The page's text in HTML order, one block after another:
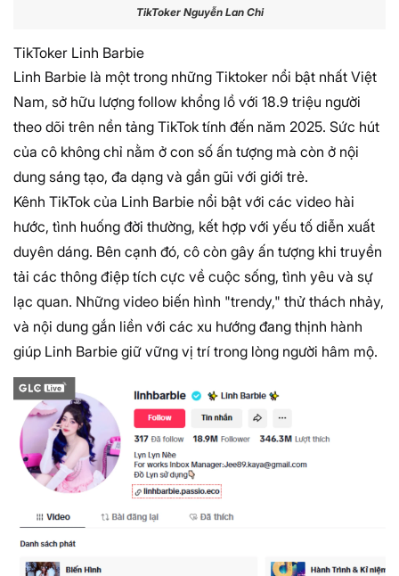
TikToker Nguyễn Lan Chi
TikToker Linh Barbie
Linh Barbie là một trong những Tiktoker nổi bật nhất Việt
Nam, sở hữu lượng follow khổng lồ với 18.9 triệu người
theo dõi trên nền tảng TikTok tính đến năm 2025. Sức hút
của cô không chỉ nằm ở con số ấn tượng mà còn ở nội
dung sáng tạo, đa dạng và gần gũi với giới trẻ.
Kênh TikTok của Linh Barbie nổi bật với các video hài
hước, tình huống đời thường, kết hợp với yếu tố diễn xuất
duyên dáng. Bên cạnh đó, cô còn gây ấn tượng khi truyền
tải các thông điệp tích cực về cuộc sống, tình yêu và sự
lạc quan. Những video biến hình "trendy," thử thách nhảy,
và nội dung gắn liền với các xu hướng đang thịnh hành
giúp Linh Barbie giữ vững vị trí trong lòng người hâm mộ.